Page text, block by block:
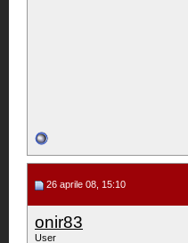
26 aprile 08, 15:10
onir83
User